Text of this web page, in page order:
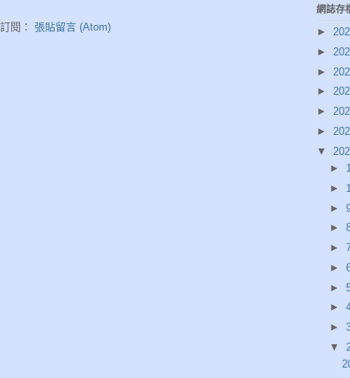
訂閱： 張貼留言 (Atom)
網誌存
►
►
►
►
►
►
▼
►
►
►
►
►
►
►
►
►
▼